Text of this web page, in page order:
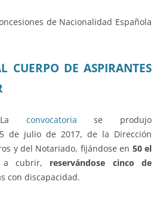
de Nacionalidad Española
CUERPO DE ASPIRANTES
La convocatoria se produjo
de julio de 2017, de la Dirección
y del Notariado, fijándose en 50 el
cubrir, reservándose cinco de
con discapacidad.